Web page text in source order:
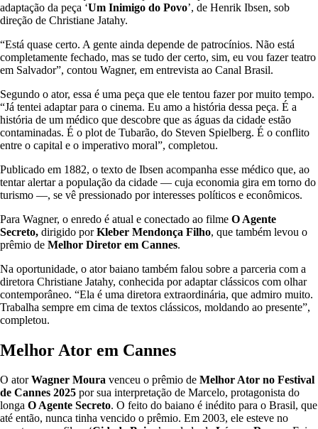
adaptação da peça ‘Um Inimigo do Povo’, de Henrik Ibsen, sob
direção de Christiane Jatahy.
“Está quase certo. A gente ainda depende de patrocínios. Não está
completamente fechado, mas se tudo der certo, sim, eu vou fazer teatro
em Salvador”, contou Wagner, em entrevista ao Canal Brasil.
Segundo o ator, essa é uma peça que ele tentou fazer por muito tempo.
“Já tentei adaptar para o cinema. Eu amo a história dessa peça. É a
história de um médico que descobre que as águas da cidade estão
contaminadas. É o plot de Tubarão, do Steven Spielberg. É o conflito
entre o capital e o imperativo moral”, completou.
Publicado em 1882, o texto de Ibsen acompanha esse médico que, ao
tentar alertar a população da cidade — cuja economia gira em torno do
turismo —, se vê pressionado por interesses políticos e econômicos.
Para Wagner, o enredo é atual e conectado ao filme O Agente
Secreto, dirigido porKleber Mendonça Filho, que também levou o
prêmio de Melhor Diretor em Cannes.
Na oportunidade, o ator baiano também falou sobre a parceria com a
diretora Christiane Jatahy, conhecida por adaptar clássicos com olhar
contemporâneo. “Ela é uma diretora extraordinária, que admiro muito.
Trabalha sempre em cima de textos clássicos, moldando ao presente”,
completou.
Melhor Ator em Cannes
O atorWagner Moura venceu o prêmio de Melhor Ator no Festival
de Cannes 2025 por sua interpretação de Marcelo, protagonista do
longa O Agente Secreto. O feito do baiano é inédito para o Brasil, que
até então, nunca tinha vencido o prêmio. Em 2003, ele esteve no